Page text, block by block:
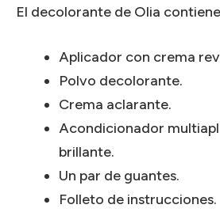
El decolorante de Olia
Aplicador con crema
Polvo decolorante.
Crema aclarante.
Acondicionador
brillante.
Un par de guantes.
Folleto de instrucciones.